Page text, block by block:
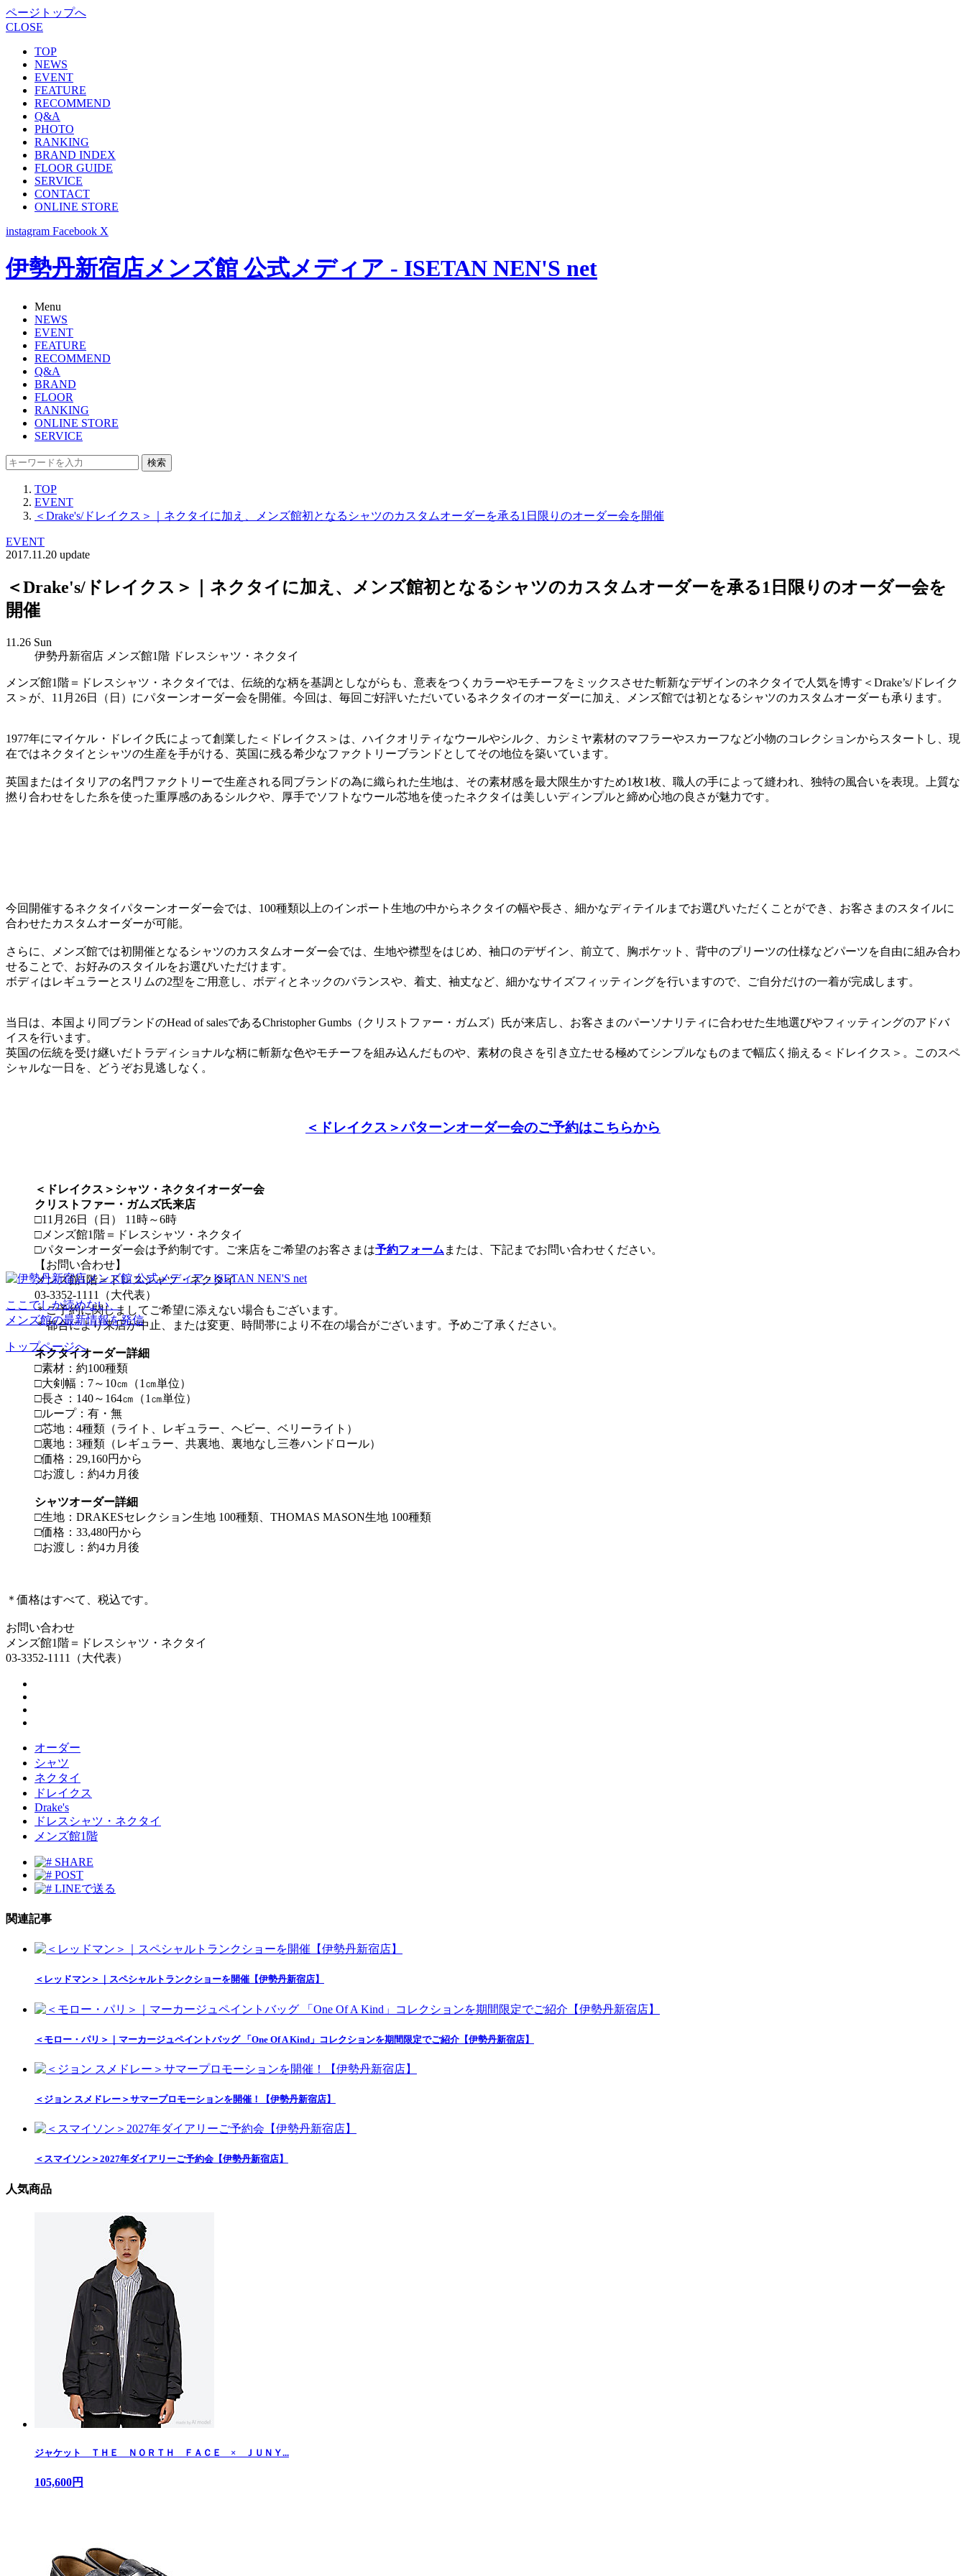
ページトップへ
CLOSE
TOP
NEWS
EVENT
FEATURE
RECOMMEND
Q&A
PHOTO
RANKING
BRAND INDEX
FLOOR GUIDE
SERVICE
CONTACT
ONLINE STORE
instagram Facebook X
伊勢丹新宿店メンズ館 公式メディア - ISETAN NEN'S net
Menu
NEWS
EVENT
FEATURE
RECOMMEND
Q&A
BRAND
FLOOR
RANKING
ONLINE STORE
SERVICE
検索
TOP
EVENT
＜Drake's/ドレイクス＞｜ネクタイに加え、メンズ館初となるシャツのカスタムオーダーを承る1日限りのオーダー会を開催
EVENT
2017.11.20 update
＜Drake's/ドレイクス＞｜ネクタイに加え、メンズ館初となるシャツのカスタムオーダーを承る1日限りのオーダー会を
開催
11.26 Sun
伊勢丹新宿店 メンズ館1階 ドレスシャツ・ネクタイ
メンズ館1階＝ドレスシャツ・ネクタイでは、伝統的な柄を基調としながらも、意表をつくカラーやモチーフをミックスさせた斬新なデザインのネクタイで人気を博す＜Drake’s/ドレイク
ス＞が、11月26日（日）にパターンオーダー会を開催。今回は、毎回ご好評いただいているネクタイのオーダーに加え、メンズ館では初となるシャツのカスタムオーダーも承ります。
1977年にマイケル・ドレイク氏によって創業した＜ドレイクス＞は、ハイクオリティなウールやシルク、カシミヤ素材のマフラーやスカーフなど小物のコレクションからスタートし、現
在ではネクタイとシャツの生産を手がける、英国に残る希少なファクトリーブランドとしてその地位を築いています。
英国またはイタリアの名門ファクトリーで生産される同ブランドの為に織られた生地は、その素材感を最大限生かすため1枚1枚、職人の手によって縫われ、独特の風合いを表現。上質な
撚り合わせをした糸を使った重厚感のあるシルクや、厚手でソフトなウール芯地を使ったネクタイは美しいディンプルと締め心地の良さが魅力です。
今回開催するネクタイパターンオーダー会では、100種類以上のインポート生地の中からネクタイの幅や長さ、細かなディテイルまでお選びいただくことができ、お客さまのスタイルに
合わせたカスタムオーダーが可能。
さらに、メンズ館では初開催となるシャツのカスタムオーダー会では、生地や襟型をはじめ、袖口のデザイン、前立て、胸ポケット、背中のプリーツの仕様などパーツを自由に組み合わ
せることで、お好みのスタイルをお選びいただけます。
ボディはレギュラーとスリムの2型をご用意し、ボディとネックのバランスや、着丈、袖丈など、細かなサイズフィッティングを行いますので、ご自分だけの一着が完成します。
当日は、本国より同ブランドのHead of salesであるChristopher Gumbs（クリストファー・ガムズ）氏が来店し、お客さまのパーソナリティに合わせた生地選びやフィッティングのアドバ
イスを行います。
英国の伝統を受け継いだトラディショナルな柄に斬新な色やモチーフを組み込んだものや、素材の良さを引き立たせる極めてシンプルなものまで幅広く揃える＜ドレイクス＞。このスペ
シャルな一日を、どうぞお見逃しなく。
＜ドレイクス＞パターンオーダー会のご予約はこちらから
＜ドレイクス＞シャツ・ネクタイオーダー会
クリストファー・ガムズ氏来店
□11月26日（日） 11時～6時
□メンズ館1階＝ドレスシャツ・ネクタイ
□パターンオーダー会は予約制です。ご来店をご希望のお客さまは予約フォーム または、下記までお問い合わせください。
【お問い合わせ】
メンズ館1階＝ドレスシャツ・ネクタイ
03-3352-1111（大代表）
＊ご予約に関しましてご希望に添えない場合もございます。
＊都合により来店が中止、または変更、時間帯により不在の場合がございます。予めご了承ください。
ネクタイオーダー詳細
□素材：約100種類
□大剣幅：7～10㎝（1㎝単位）
□長さ：140～164㎝（1㎝単位）
□ループ：有・無
□芯地：4種類（ライト、レギュラー、ヘビー、ベリーライト）
□裏地：3種類（レギュラー、共裏地、裏地なし三巻ハンドロール）
□価格：29,160円から
□お渡し：約4カ月後
シャツオーダー詳細
□生地：DRAKESセレクション生地 100種類、THOMAS MASON生地 100種類
□価格：33,480円から
□お渡し：約4カ月後
＊価格はすべて、税込です。
お問い合わせ
メンズ館1階＝ドレスシャツ・ネクタイ
03-3352-1111（大代表）
オーダー
シャツ
ネクタイ
ドレイクス
Drake's
ドレスシャツ・ネクタイ
メンズ館1階
SHARE
POST
LINEで送る
関連記事
＜レッドマン＞｜スペシャルトランクショーを開催【伊勢丹新宿店】
＜モロー・パリ＞｜マーカージュペイントバッグ 「One Of A Kind」コレクションを期間限定でご紹介【伊勢丹新宿店】
＜ジョン スメドレー＞サマープロモーションを開催！【伊勢丹新宿店】
＜スマイソン＞2027年ダイアリーご予約会【伊勢丹新宿店】
人気商品
ジャケット ＴＨＥ ＮＯＲＴＨ ＦＡＣＥ × ＪＵＮＹ...
105,600円
ここでしか読めない、
メンズ館の最新情報を発信
トップページへ